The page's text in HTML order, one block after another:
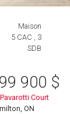
Maison
5 CAC , 3
SDB
900 $
Court
ON